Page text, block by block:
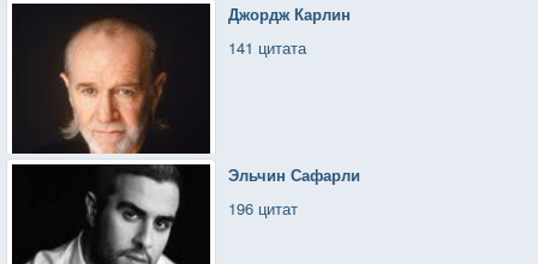
Джордж Карлин
141 цитата
Эльчин Сафарли
196 цитат